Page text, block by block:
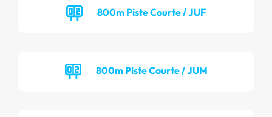
800m Piste Courte / JUF
800m Piste Courte / JUM